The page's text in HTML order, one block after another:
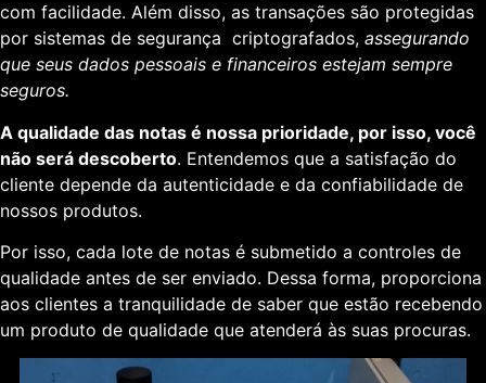
com facilidade. Além disso, as transações são protegidas
por sistemas de segurança criptografados, assegurando
que seus dados pessoais e financeiros estejam sempre
seguros.
A qualidade das notas é nossa prioridade, por isso, você
não será descoberto. Entendemos que a satisfação do
cliente depende da autenticidade e da confiabilidade de
nossos produtos.
Por isso, cada lote de notas é submetido a controles de
qualidade antes de ser enviado. Dessa forma, proporciona
aos clientes a tranquilidade de saber que estão recebendo
um produto de qualidade que atenderá às suas procuras.